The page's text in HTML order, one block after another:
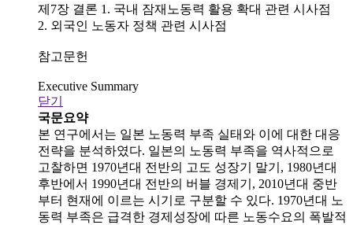
제7장 결론 1. 국내 잠재노동력 활용 확대 관련 시사점
2. 외국인 노동자 정책 관련 시사점
참고문헌
Executive Summary
닫기
국문요약
본 연구에서는 일본 노동력 부족 실태와 이에 대한 대응
전략을 분석하였다. 일본의 노동력 부족을 역사적으로
고찰하면 1970년대 전반의 고도 성장기 말기, 1980년대
후반에서 1990년대 전반의 버블 경제기, 2010년대 중반
부터 현재에 이르는 시기로 구분할 수 있다. 1970년대 노
동력 부족은 급격한 경제성장에 따른 노동수요의 폭발적